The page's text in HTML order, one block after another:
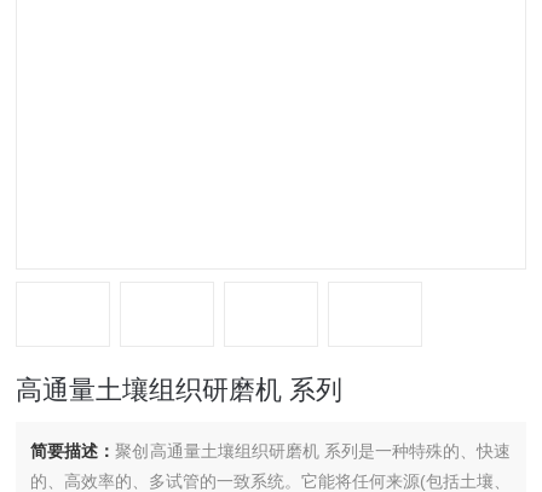
高通量土壤组织研磨机 系列
简要描述：聚创高通量土壤组织研磨机 系列是一种特殊的、快速
的、高效率的、多试管的一致系统。它能将任何来源(包括土壤、